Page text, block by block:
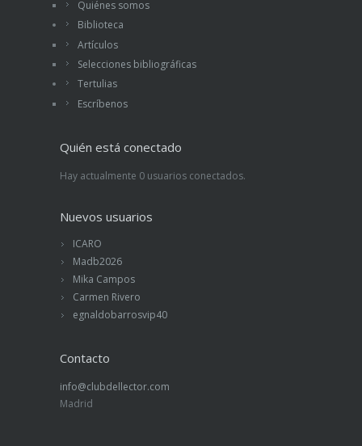
Quiénes somos
Biblioteca
Artículos
Selecciones bibliográficas
Tertulias
Escríbenos
Quién está conectado
Hay actualmente 0 usuarios conectados.
Nuevos usuarios
ICARO
Madb2026
Mika Campos
Carmen Rivero
egnaldobarrosvip40
Contacto
info@clubdellector.com
Madrid